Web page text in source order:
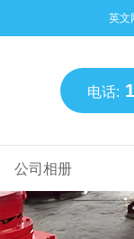
英文
电话:
公司相册